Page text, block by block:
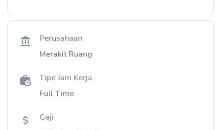
Perusahaan
Merakit Ruang
Tipe Jam Kerja
Full Time
Gaji